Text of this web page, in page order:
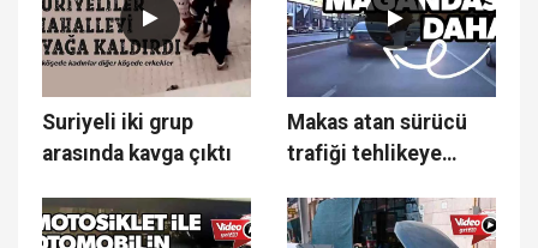
Suriyeli iki grup
arasında kavga çıktı
Makas atan sürücü
trafiği tehlikeye